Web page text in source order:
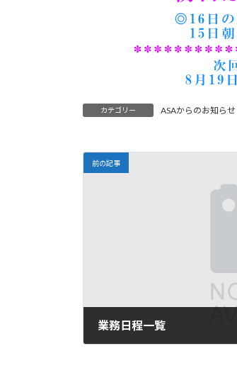
カテゴリー ASAからのお知らせ
前の記事
業務日程一覧